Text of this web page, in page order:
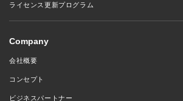
ライセンス更新プログラム
Company
会社概要
コンセプト
ビジネスパートナー